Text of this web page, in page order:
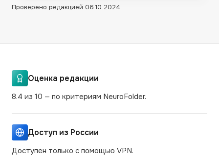
Проверено редакцией 06.10.2024
Оценка редакции
8.4 из 10 — по критериям NeuroFolder.
Доступ из России
Доступен только с помощью VPN.